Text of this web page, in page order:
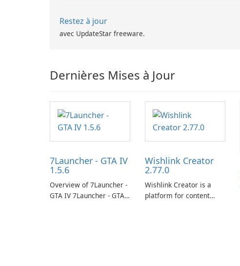
Restez à jour
avec UpdateStar freeware.
Dernières Mises à Jour
7Launcher - GTA IV
1.5.6
Overview of 7Launcher -
GTA IV 7Launcher - GTA
Wishlink Creator
2.77.0
Wishlink Creator is a
platform for content